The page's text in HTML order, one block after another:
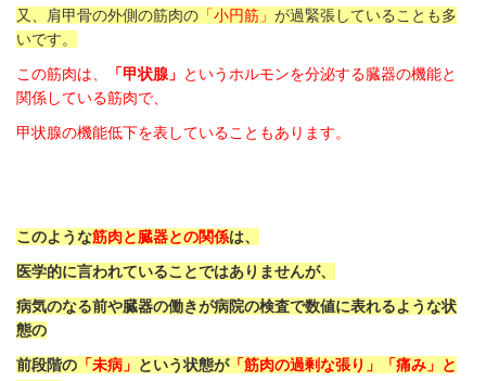
又、肩甲骨の外側の筋肉の 「小円筋」 が過緊張していることも多
いです。
この筋肉は、
「甲状腺」 というホルモンを分泌する臓器の機能と
関係している筋肉で、
甲状腺の機能低下を表していることもあります。
このような筋肉と臓器との関係は、
医学的に言われていることではありませんが、
病気のなる前や臓器の働きが病院の検査で数値に表れるような状
態の
前段階の 「未病」 という状態が「筋肉の過剰な張り」「痛み」と